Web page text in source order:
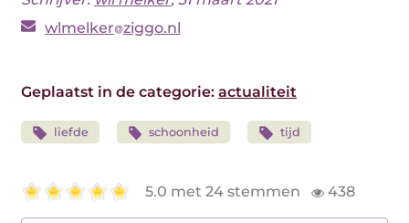
wlmelker ziggo.nl
Geplaatst in de categorie: actualiteit
liefde schoonheid tijd
5.0 met 24 stemmen 438